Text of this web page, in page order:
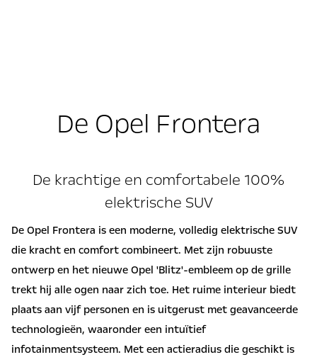
De Opel Frontera
De krachtige en comfortabele 100%
elektrische SUV
​De Opel Frontera is een moderne, volledig elektrische SUV
die kracht en comfort combineert. Met zijn robuuste
ontwerp en het nieuwe Opel 'Blitz'-embleem op de grille
trekt hij alle ogen naar zich toe. Het ruime interieur biedt
plaats aan vijf personen en is uitgerust met geavanceerde
technologieën, waaronder een intuïtief
infotainmentsysteem. Met een actieradius die geschikt is